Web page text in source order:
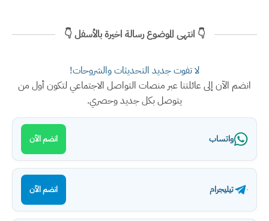
👇 انتهى الموضوع رسالة اخيرة بالأسفل 👇
لا تفوت جديد التحديثات والشروحات!
انضم الآن إلى عائلتنا عبر منصات التواصل الاجتماعي لتكون أول من
يتوصل بكل جديد وحصري.
واتساب انضم الآن
تيليجرام انضم الآن